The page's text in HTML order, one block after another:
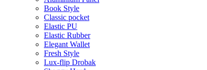
Book Style
Classic pocket
Elastic PU
Elastic Rubber
Elegant Wallet
Fresh Style
Lux-flip Drobak